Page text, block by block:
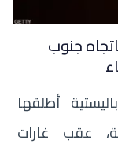
جنوب
أطلقها
عقب غارات